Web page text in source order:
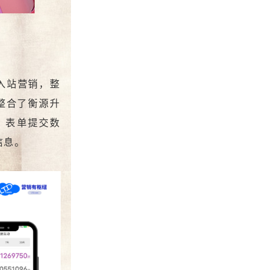
站营销，整
合了衡源升
表单提交数
。